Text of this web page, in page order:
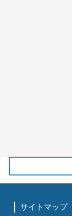
サイトマップ